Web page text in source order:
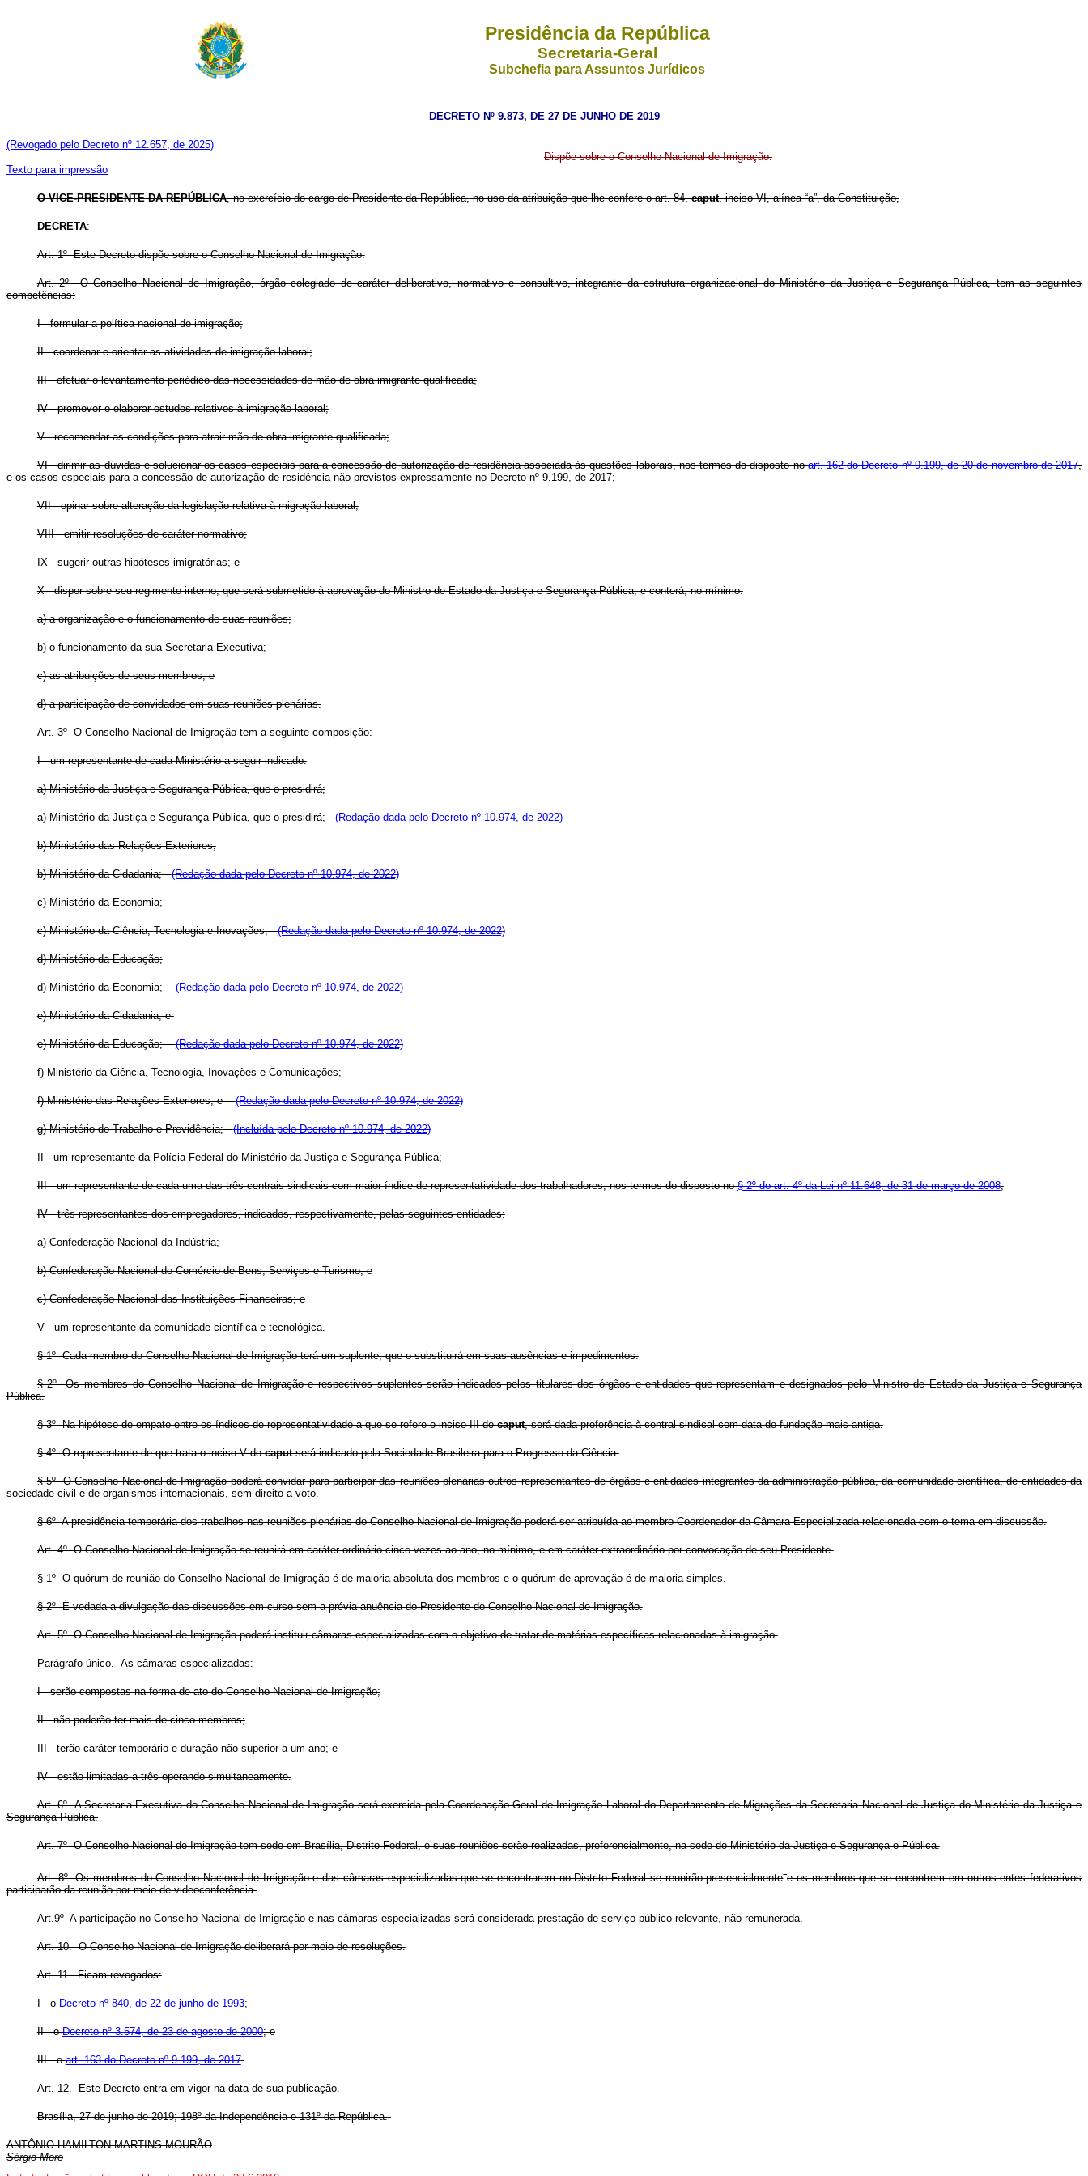
Presidência da República
Secretaria-Geral
Subchefia para Assuntos Jurídicos
DECRETO Nº 9.873, DE 27 DE JUNHO DE 2019
(Revogado pelo Decreto nº 12.657, de 2025)
Texto para impressão
Dispõe sobre o Conselho Nacional de Imigração.
O VICE-PRESIDENTE DA REPÚBLICA, no exercício do cargo de Presidente da República,no uso da atribuição que lhe confere o art. 84,caput, inciso VI, alínea “a”, da Constituição,
DECRETA:
Art. 1º Este Decreto dispõe sobre o Conselho Nacional de Imigração.
Art. 2º O Conselho Nacional de Imigração, órgão colegiado de caráter deliberativo, normativo e consultivo, integrante da estrutura organizacional do Ministério da Justiça e Segurança Pública, tem as seguintes
competências:
I - formular a política nacional de imigração;
II - coordenar e orientar as atividades de imigração laboral;
III - efetuar o levantamento periódico das necessidades de mão de obra imigrante qualificada;
IV - promover e elaborar estudos relativos à imigração laboral;
V - recomendar as condições para atrair mão de obra imigrante qualificada;
VI - dirimir as dúvidas e solucionar os casos especiais para a concessão de autorização de residência associada às questões laborais, nos termos do disposto noart. 162 do Decreto nº 9.199, de 20 de novembro de 2017,
e os casos especiais para a concessão de autorização de residência não previstos expressamente no Decreto nº 9.199, de 2017;
VII - opinar sobre alteração da legislação relativa à migração laboral;
VIII - emitir resoluções de caráter normativo;
IX - sugerir outras hipóteses imigratórias; e
X - dispor sobre seu regimento interno, que será submetido à aprovação do Ministro de Estado da Justiça e Segurança Pública, e conterá, no mínimo:
a) a organização e o funcionamento de suas reuniões;
b) o funcionamento da sua Secretaria-Executiva;
c) as atribuições de seus membros; e
d) a participação de convidados em suas reuniões plenárias.
Art. 3º O Conselho Nacional de Imigração tem a seguinte composição:
I - um representante de cada Ministério a seguir indicado:
a) Ministério da Justiça e Segurança Pública, que o presidirá;
a) Ministério da Justiça e Segurança Pública, que o presidirá;(Redação dada pelo Decreto nº 10.974, de 2022)
b) Ministério das Relações Exteriores;
b) Ministério da Cidadania; (Redação dada pelo Decreto nº 10.974, de 2022)
c) Ministério da Economia;
c) Ministério da Ciência, Tecnologia e Inovações; (Redação dada pelo Decreto nº 10.974, de 2022)
d) Ministério da Educação;
d) Ministério da Economia; (Redação dada pelo Decreto nº 10.974, de 2022)
e) Ministério da Cidadania; e
e) Ministério da Educação;(Redação dada pelo Decreto nº 10.974, de 2022)
f) Ministério da Ciência, Tecnologia, Inovações e Comunicações;
f) Ministério das Relações Exteriores; e(Redação dada pelo Decreto nº 10.974, de 2022)
g) Ministério do Trabalho e Previdência; (Incluída pelo Decreto nº 10.974, de 2022)
II - um representante da Polícia Federal do Ministério da Justiça e Segurança Pública;
III - um representante de cada uma das três centrais sindicais com maior índice de representatividade dos trabalhadores, nos termos do disposto no§ 2º do art. 4º da Lei nº 11.648, de 31 de março de 2008;
IV - três representantes dos empregadores, indicados, respectivamente, pelas seguintes entidades:
a) Confederação Nacional da Indústria;
b) Confederação Nacional do Comércio de Bens, Serviços e Turismo; e
c) Confederação Nacional das Instituições Financeiras; e
V - um representante da comunidade científica e tecnológica.
§ 1º Cada membro do Conselho Nacional de Imigração terá um suplente, que o substituirá em suas ausências e impedimentos.
§ 2º Os membros do Conselho Nacional de Imigração e respectivos suplentes serão indicados pelos titulares dos órgãos e entidades que representam e designados pelo Ministro de Estado da Justiça e Segurança
Pública.
§ 3º Na hipótese de empate entre os índices de representatividade a que se refere o inciso III docaput, será dada preferência à central sindical com data de fundação mais antiga.
§ 4º O representante de que trata o inciso V docaputserá indicado pela Sociedade Brasileira para o Progresso da Ciência.
§ 5º O Conselho Nacional de Imigração poderá convidar para participar das reuniões plenárias outros representantes de órgãos e entidades integrantes da administração pública, da comunidade científica, de entidades da
sociedade civil e de organismos internacionais, sem direito a voto.
§ 6º A presidência temporária dos trabalhos nas reuniões plenárias do Conselho Nacional de Imigração poderá ser atribuída ao membro Coordenador da Câmara Especializada relacionada com o tema em discussão.
Art. 4º O Conselho Nacional de Imigração se reunirá em caráter ordinário cinco vezes ao ano, no mínimo, e em caráter extraordinário por convocação de seu Presidente.
§ 1º O quórum de reunião do Conselho Nacional de Imigração é de maioria absoluta dos membros e o quórum de aprovação é de maioria simples.
§ 2º É vedada a divulgação das discussões em curso sem a prévia anuência do Presidente do Conselho Nacional de Imigração.
Art. 5º O Conselho Nacional de Imigração poderá instituir câmaras especializadas com o objetivo de tratar de matérias específicas relacionadas à imigração.
Parágrafo único. As câmaras especializadas:
I - serão compostas na forma de ato doConselho Nacional de Imigração;
II - não poderão ter mais de cinco membros;
III - terão caráter temporário e duração não superior a um ano; e
IV - estão limitadas a três operando simultaneamente.
Art. 6º A Secretaria-Executiva do Conselho Nacional de Imigração será exercida pela Coordenação-Geral de Imigração Laboral do Departamento de Migrações da Secretaria Nacional de Justiça do Ministério da Justiça e
Segurança Pública.
Art. 7º O Conselho Nacional de Imigração tem sede em Brasília, Distrito Federal, e suas reuniões serão realizadas, preferencialmente, na sede do Ministério da Justiça e Segurança e Pública.
Art. 8º Os membros do Conselho Nacional de Imigração e das câmaras especializadas que se encontrarem no Distrito Federal se reunirão presencialmente e os membros que se encontrem em outros entes federativos
participarão da reunião por meio de videoconferência.
Art.9º A participação no Conselho Nacional de Imigraçãoe nas câmaras especializadas será considerada prestação de serviço público relevante, não remunerada.
Art. 10. O Conselho Nacional de Imigração deliberará por meio de resoluções.
Art. 11. Ficam revogados:
I - oDecreto nº 840, de 22 de junho de 1993;
II - oDecreto nº 3.574, de 23 de agosto de 2000; e
III - oart. 163 do Decreto nº 9.199, de 2017.
Art. 12. Este Decreto entra em vigor na data de sua publicação.
Brasília, 27 de junho de 2019; 198º da Independência e 131º da República.
ANTÔNIO HAMILTON MARTINS MOURÃO
Sérgio Moro